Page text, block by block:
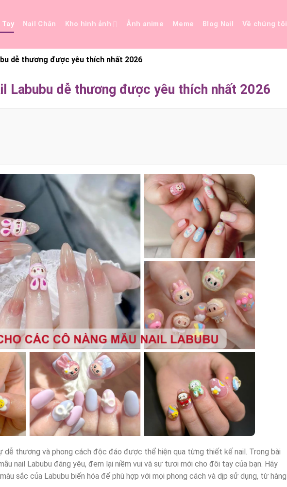
Tay Nail Chân Kho hình ảnh Ảnh anime Meme Blog Nail Về chúng tôi
dễ thương được yêu thích nhất 2026
Labubu dễ thương được yêu thích nhất 2026
dễ thương và phong cách độc đáo được thể hiện qua từng thiết kế nail. Trong bài
nail Labubu đáng yêu, đem lại niềm vui và sự tươi mới cho đôi tay của bạn. Hãy
sắc của Labubu biến hóa để phù hợp với mọi phong cách và dịp sử dụng, từ hàng